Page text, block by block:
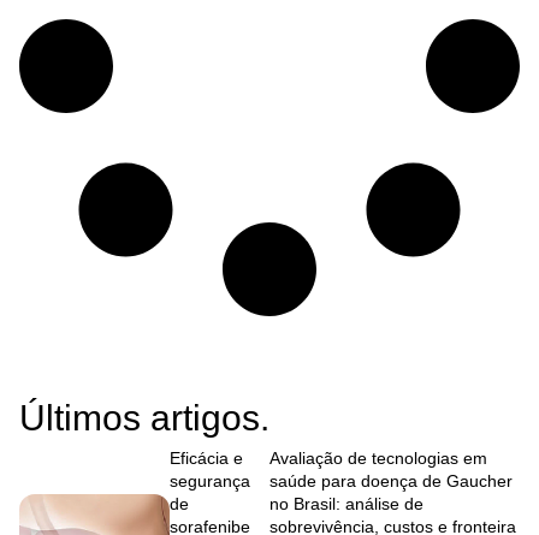
Últimos artigos.
Eficácia e
segurança
de
sorafenibe
Avaliação de tecnologias em
saúde para doença de Gaucher
no Brasil: análise de
sobrevivência, custos e fronteira